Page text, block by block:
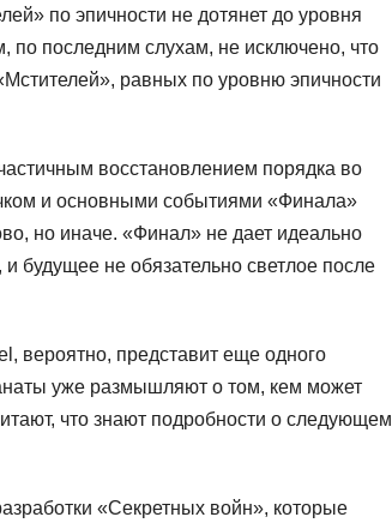
по эпичности не дотянет до уровня
по последним слухам, не исключено, что
равных по уровню эпичности
восстановлением порядка во
и основными событиями «Финала»
но иначе. «Финал» не дает идеально
будущее не обязательно светлое после
вероятно, представит еще одного
уже размышляют о том, кем может
что знают подробности о следующем
«Секретных войн», которые